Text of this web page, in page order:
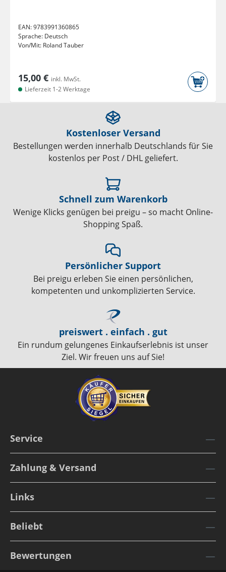
EAN:9783991360865
Sprache: Deutsch
Von/Mit: Roland Tauber
15,00 € inkl. MwSt.
Lieferzeit 1-2 Werktage
Kostenloser Versand
Bestellungen werden innerhalb Deutschlands für Sie
kostenlos per Post / DHL geliefert.
Schnell zum Warenkorb
Wenige Klicks genügen bei preigu – so macht Online-
Shopping Spaß.
Persönlicher Support
Bei preigu erleben Sie einen persönlichen,
kompetenten und unkomplizierten Service.
preiswert . einfach . gut
Ein rundum gelungenes Einkaufserlebnis ist unser
Ziel. Wir freuen uns auf Sie!
Service
Zahlung & Versand
Links
Beliebt
Bewertungen